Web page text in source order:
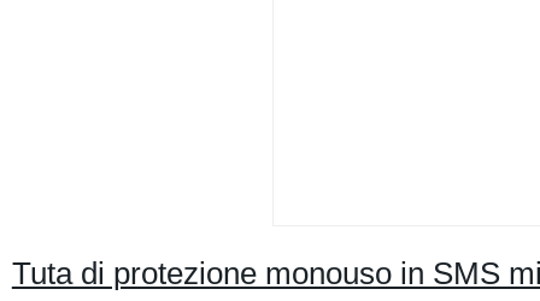
Tuta di protezione monouso in SMS